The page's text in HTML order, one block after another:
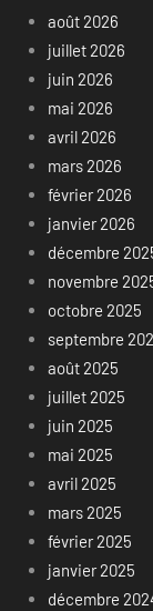
août 2026
juillet 2026
juin 2026
mai 2026
avril 2026
mars 2026
février 2026
janvier 2026
décembre
novembre
octobre 2025
septembre
août 2025
juillet 2025
juin 2025
mai 2025
avril 2025
mars 2025
février 2025
janvier 2025
décembre